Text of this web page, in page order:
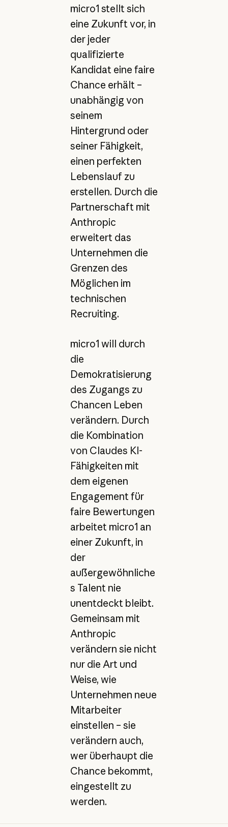
micro1 stellt sich
eine Zukunft vor, in
der jeder
qualifizierte
Kandidat eine faire
Chance erhält –
unabhängig von
seinem
Hintergrund oder
seiner Fähigkeit,
einen perfekten
Lebenslauf zu
erstellen. Durch die
Partnerschaft mit
Anthropic
erweitert das
Unternehmen die
Grenzen des
Möglichen im
technischen
Recruiting.
micro1 will durch
die
Demokratisierung
des Zugangs zu
Chancen Leben
verändern. Durch
die Kombination
von Claudes KI-
Fähigkeiten mit
dem eigenen
Engagement für
faire Bewertungen
arbeitet micro1 an
einer Zukunft, in
der
außergewöhnliche
s Talent nie
unentdeckt bleibt.
Gemeinsam mit
Anthropic
verändern sie nicht
nur die Art und
Weise, wie
Unternehmen neue
Mitarbeiter
einstellen – sie
verändern auch,
wer überhaupt die
Chance bekommt,
eingestellt zu
werden.